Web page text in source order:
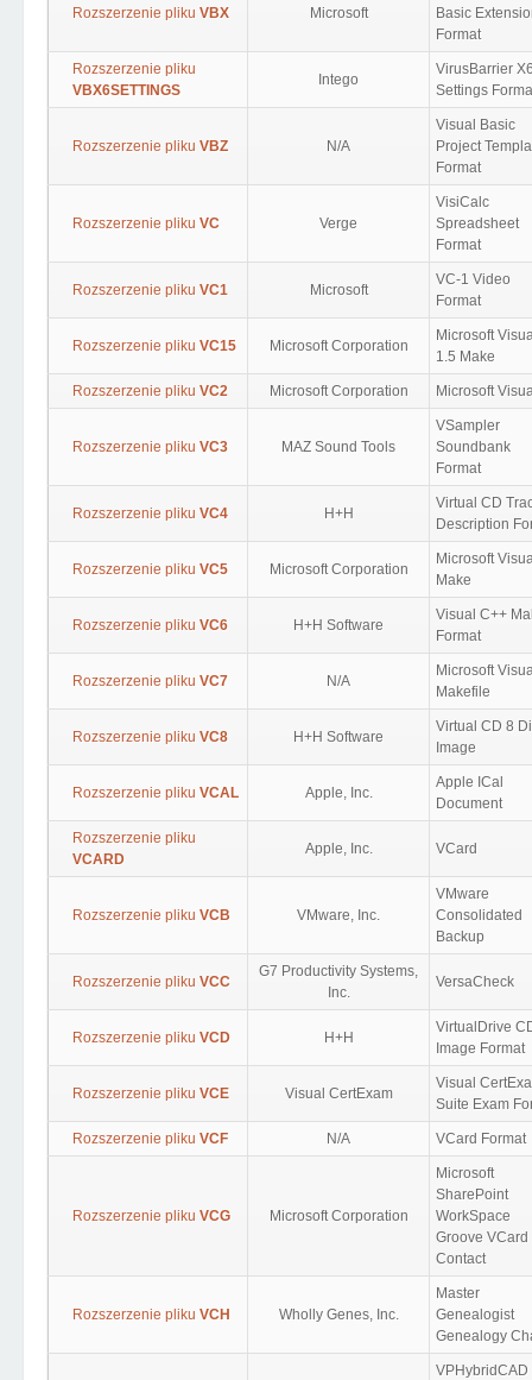
Rozszerzenie pliku VBX Microsoft
Basic
Format
Rozszerzenie pliku
VBX6SETTINGS
Intego
VirusBarrier
Settings
Rozszerzenie pliku VBZ N/A
Visual Basic
Project
Format
Rozszerzenie pliku VC Verge
VisiCalc
Spreadsheet
Format
Rozszerzenie pliku VC1 Microsoft
VC-1 Video
Format
Rozszerzenie pliku VC15 Microsoft Corporation
Microsoft
1.5 Make
Rozszerzenie pliku VC2 Microsoft Corporation Microsoft
Rozszerzenie pliku VC3 MAZ Sound Tools
VSampler
Soundbank
Format
Rozszerzenie pliku VC4 H+H
Virtual CD
Description
Rozszerzenie pliku VC5 Microsoft Corporation
Microsoft
Make
Rozszerzenie pliku VC6 H+H Software
Visual C++
Format
Rozszerzenie pliku VC7 N/A
Microsoft
Makefile
Rozszerzenie pliku VC8 H+H Software
Virtual CD 8
Image
Rozszerzenie pliku VCAL Apple, Inc.
Apple ICal
Document
Rozszerzenie pliku
VCARD
Apple, Inc. VCard
Rozszerzenie pliku VCB VMware, Inc.
VMware
Consolidated
Backup
Rozszerzenie pliku VCC
G7 Productivity Systems,
Inc.
VersaCheck
Rozszerzenie pliku VCD H+H
VirtualDrive
Image Format
Rozszerzenie pliku VCE Visual CertExam
Visual
Suite Exam
Rozszerzenie pliku VCF N/A VCard Format
Rozszerzenie pliku VCG Microsoft Corporation
Microsoft
SharePoint
WorkSpace
Groove VCard
Contact
Rozszerzenie pliku VCH Wholly Genes, Inc.
Master
Genealogist
Genealogy
VPHybridCAD